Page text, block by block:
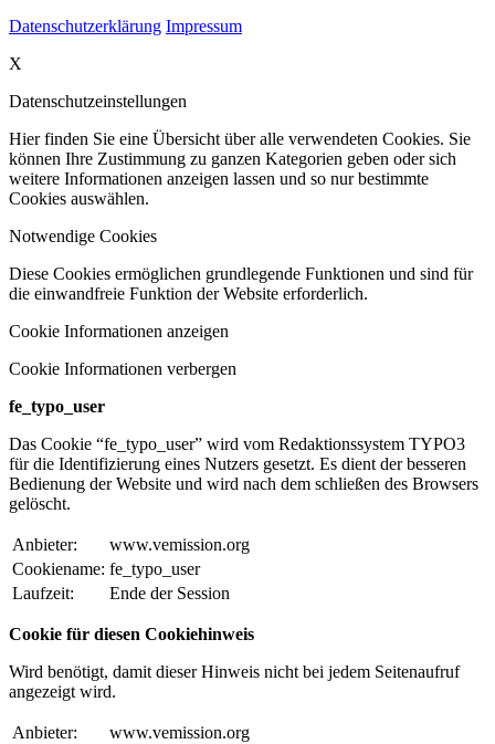
Datenschutzerklärung Impressum
X
Datenschutzeinstellungen
Hier finden Sie eine Übersicht über alle verwendeten Cookies. Sie
können Ihre Zustimmung zu ganzen Kategorien geben oder sich
weitere Informationen anzeigen lassen und so nur bestimmte
Cookies auswählen.
Notwendige Cookies
Diese Cookies ermöglichen grundlegende Funktionen und sind für
die einwandfreie Funktion der Website erforderlich.
Cookie Informationen anzeigen
Cookie Informationen verbergen
fe_typo_user
Das Cookie “fe_typo_user” wird vom Redaktionssystem TYPO3
für die Identifizierung eines Nutzers gesetzt. Es dient der besseren
Bedienung der Website und wird nach dem schließen des Browsers
gelöscht.
Anbieter:
www.vemission.org
Cookiename: fe_typo_user
Laufzeit:
Ende der Session
Cookie für diesen Cookiehinweis
Wird benötigt, damit dieser Hinweis nicht bei jedem Seitenaufruf
angezeigt wird.
Anbieter:
www.vemission.org